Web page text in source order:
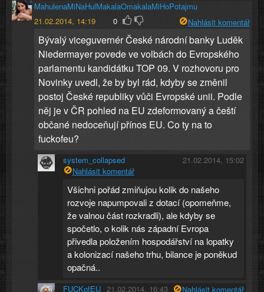
MahulenaMiNaHulMakalaOmakalaMiHoPotajmu
21.02.2014, 14:19
0 Nahlásit komentář
Bývalý viceguvernér České národní banky Luděk
Niedermayer povede ve volbách do Evropského
parlamentu kandidátku TOP 09. V rozhovoru pro
Novinky uvedl, že by byl rád, kdyby se změnil
postoj České republiky vůči Evropské unii. Podle
něj je v ČR pohled na EU zdeformovaný a čeští
občané nedoceňují přínos EU. Co ty na to
fuckofeu?
system_collapsed
21.02.2014, 15:02
Nahlásit komentář
Všichni pořád zmiňujou kolik do našeho
rozvoje napumpovali z dotací (opomeňme,
že valnou část rozkradli), ale kdyby se
spočetlo, o kolik nás západní Evropa
přivedla položením hospodářství na lopatky
a kolonizací našeho trhu, bilance je poněkud
opačná..
FUCKofEU 21.02.2014, 16:43 Nahlásit komentář